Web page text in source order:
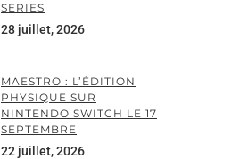
SERIES
28 juillet, 2026
MAESTRO : L’ÉDITION
PHYSIQUE SUR
NINTENDO SWITCH LE 17
SEPTEMBRE
22 juillet, 2026